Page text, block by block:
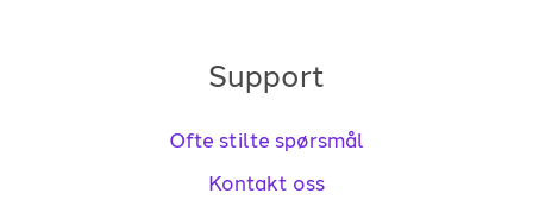
Support
Ofte stilte spørsmål
Kontakt oss